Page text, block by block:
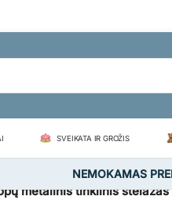
SVEIKATA IR GROŽIS
NEMOKAMAS
metalinis tinklinis